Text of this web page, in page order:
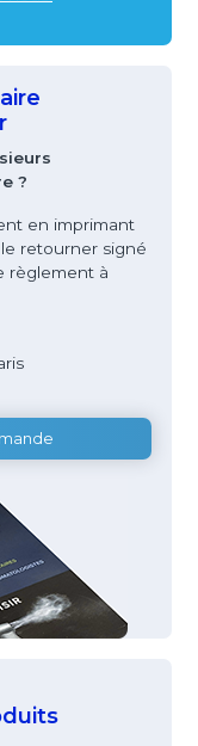
?
en imprimant
retourner signé
règlement à